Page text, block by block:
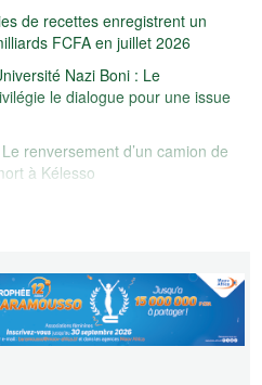
de recettes enregistrent un
FCFA en juillet 2026
Nazi Boni : Le
le dialogue pour une issue
renversement d’un camion de
à Kélesso
: Les caméras aiguisent leur
de s’attaquer aux motocyclistes